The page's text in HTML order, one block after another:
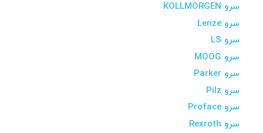
سرو KOLLMORGEN
سرو Lenze
سرو LS
سرو MOOG
سرو Parker
سرو Pilz
سرو Proface
سرو Rexroth